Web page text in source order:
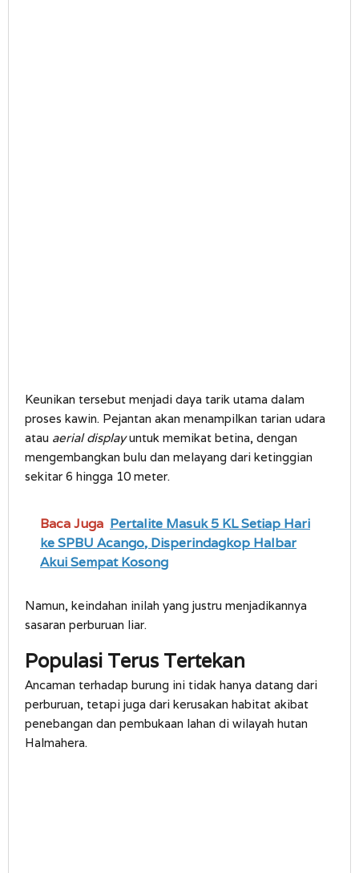
Keunikan tersebut menjadi daya tarik utama dalam
proses kawin. Pejantan akan menampilkan tarian udara
atau aerial displayuntuk memikat betina, dengan
mengembangkan bulu dan melayang dari ketinggian
sekitar 6 hingga 10 meter.
Baca Juga Pertalite Masuk 5 KL Setiap Hari
ke SPBU Acango, Disperindagkop Halbar
Akui Sempat Kosong
Namun, keindahan inilah yang justru menjadikannya
sasaran perburuan liar.
Populasi Terus Tertekan
Ancaman terhadap burung ini tidak hanya datang dari
perburuan, tetapi juga dari kerusakan habitat akibat
penebangan dan pembukaan lahan di wilayah hutan
Halmahera.